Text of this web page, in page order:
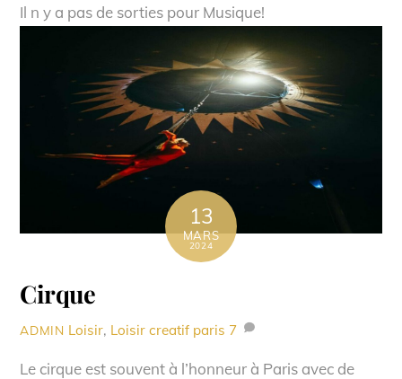
Il n y a pas de sorties pour Musique!
13
MARS
2024
Cirque
ADMIN Loisir, Loisir creatif paris 7
Le cirque est souvent à l’honneur à Paris avec de